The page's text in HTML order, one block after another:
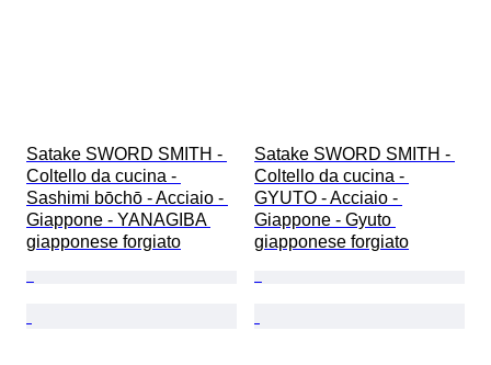
Satake SWORD SMITH -
Coltello da cucina -
Sashimi bōchō - Acciaio -
Giappone - YANAGIBA
giapponese forgiato
Satake SWORD SMITH -
Coltello da cucina -
GYUTO - Acciaio -
Giappone - Gyuto
giapponese forgiato